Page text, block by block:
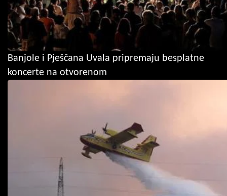
Banjole i Pješčana Uvala pripremaju besplatne
koncerte na otvorenom